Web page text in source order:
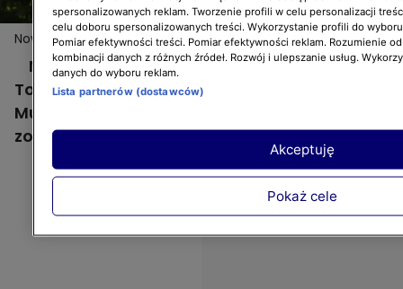
Nowa Maja w ogrodzie: Tradycyjny ogród
Nowa Maja w ogrodzie: Tradycyjny ogród.
To miejsce zostało zgłoszone do konkursu.
Musicie koniecznie pójść na spacer i
zobaczyć więcej!
spersonalizowanych reklam. Tworzenie profili w celu personalizacji
celu doboru spersonalizowanych treści. Wykorzystanie profili do
Pomiar efektywności treści. Pomiar efektywności reklam. Rozumienie
kombinacji danych z różnych źródeł. Rozwój i ulepszanie usług.
danych do wyboru reklam.
Lista partnerów (dostawców)
Pokaż cele
Akceptuję